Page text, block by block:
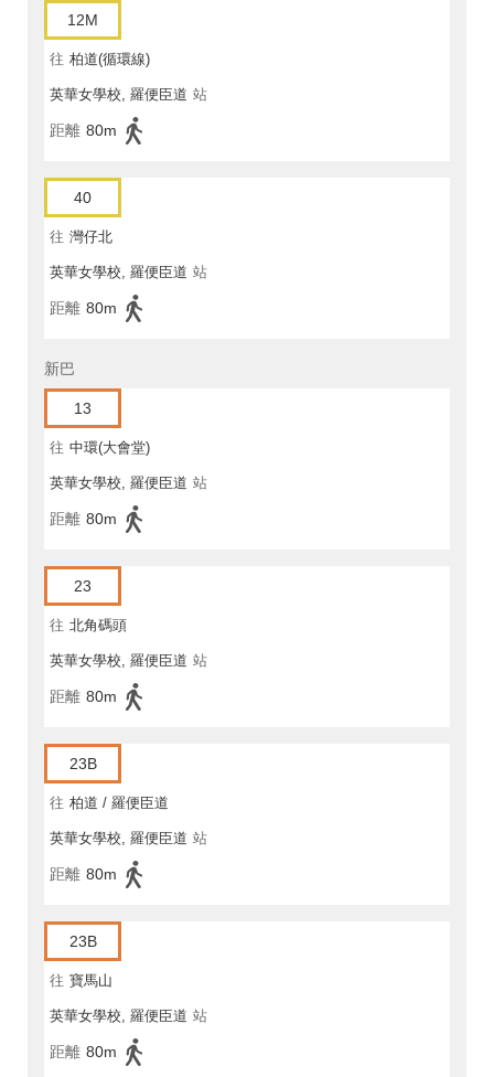
12M
往 柏道(循環線)
英華女學校, 羅便臣道 站
距離 80m
40
往 灣仔北
英華女學校, 羅便臣道 站
距離 80m
新巴
13
往 中環(大會堂)
英華女學校, 羅便臣道 站
距離 80m
23
往 北角碼頭
英華女學校, 羅便臣道 站
距離 80m
23B
往 柏道 / 羅便臣道
英華女學校, 羅便臣道 站
距離 80m
23B
往 寶馬山
英華女學校, 羅便臣道 站
距離 80m